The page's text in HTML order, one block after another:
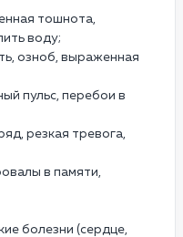
тошнота,
воду;
озноб, выраженная
пульс, перебои в
резкая тревога,
в памяти,
болезни (сердце,